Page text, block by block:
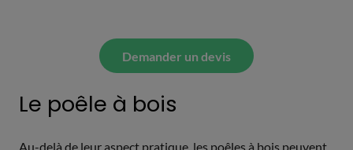
Demander un devis
Le poêle à bois
Au-delà de leur aspect pratique, les poêles à bois peuvent